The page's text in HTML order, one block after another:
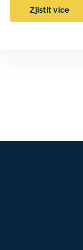
Zjistit více